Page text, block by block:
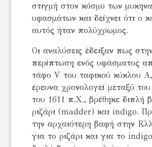
στιγμή στον κόσμο των
υφασμάτων και δείχνει ότι ο
αυτός ήταν πολύχρωμος.
Οι αναλύσεις έδειξαν πως στην
περίπτωση ενός υφάσματος
τάφο V του ταφικού κύκλου
έρευνα χρονολογεί μεταξύ του
του 1611 π.Χ., βρέθηκε διπλή
ριζάρι (madder) και indigo.
την αρχαιότερη βαφή στην
για το ριζάρι και για το